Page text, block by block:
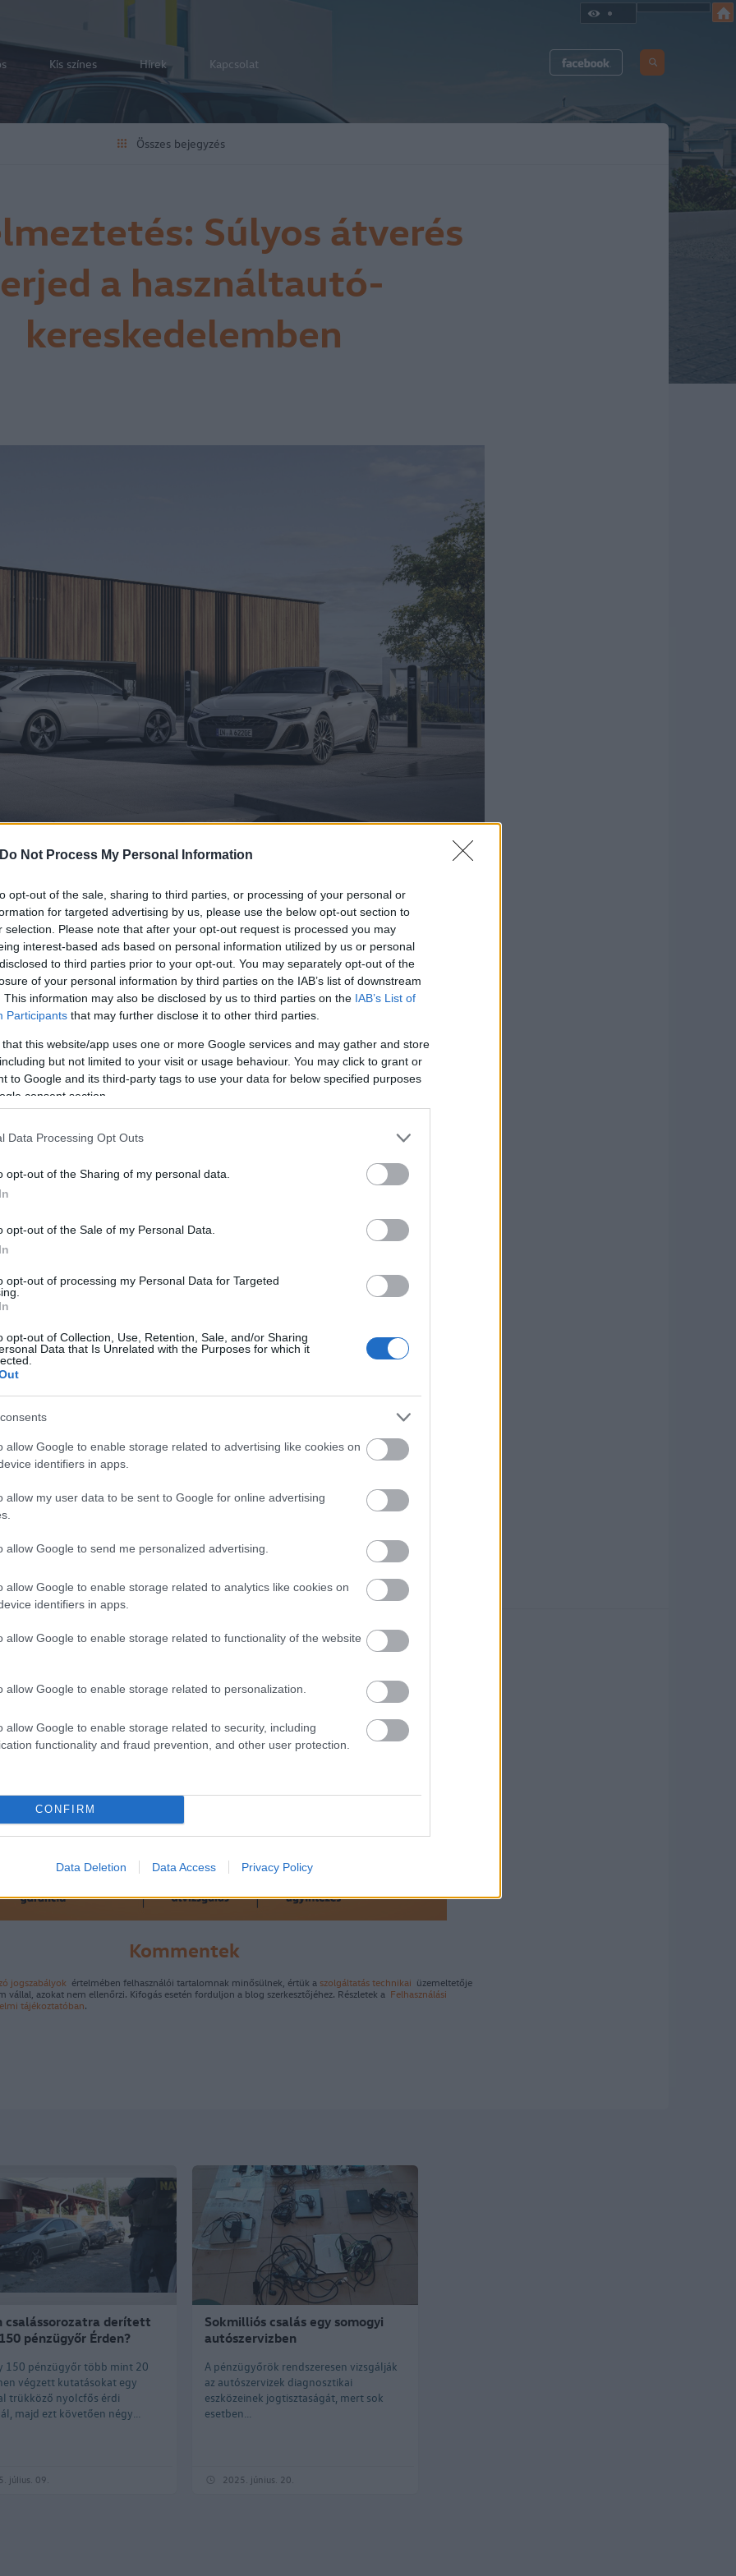
Do Not Process My Personal Information
opt-out of the sale, sharing to third parties, or processing of your personal or
for targeted advertising by us, please use the below opt-out section to
selection. Please note that after your opt-out request is processed you may
interest-based ads based on personal information utilized by us or personal
to third parties prior to your opt-out. You may separately opt-out of the
of your personal information by third parties on the IAB’s list of downstream
This information may also be disclosed by us to third parties on the IAB’s List of
Participants that may further disclose it to other third parties.
that this website/app uses one or more Google services and may gather and store
but not limited to your visit or usage behaviour. You may click to grant or
to Google and its third-party tags to use your data for below specified purposes
consent section.
Data Processing Opt Outs
opt-out of the Sharing of my personal data.
opt-out of the Sale of my Personal Data.
opt-out of processing my Personal Data for Targeted
opt-out of Collection, Use, Retention, Sale, and/or Sharing
Data that Is Unrelated with the Purposes for which it
allow Google to enable storage related to advertising like cookies on
identifiers in apps.
allow my user data to be sent to Google for online advertising
allow Google to send me personalized advertising.
allow Google to enable storage related to analytics like cookies on
identifiers in apps.
allow Google to enable storage related to functionality of the website
allow Google to enable storage related to personalization.
allow Google to enable storage related to security, including
functionality and fraud prevention, and other user protection.
CONFIRM
Data Deletion Data Access Privacy Policy
Kis színes Hírek Kapcsolat
Összes bejegyzés
Súlyos átverés
a használtautó-
kereskedelemben
közleménye a használtautó-kereskedelemmel kapcsolatos, jelenleg tapasztalható csalásra
Ausztriában és Svájcban.
és termékkatalógusok, nem létező járművek megvásárlására akarják rávenni az embereket.
inti a fogyasztókat.
figyelmeztetést ad ki a használtautó-kereskedelemben zajló átveréssel kapcsolatban.
és hamis katalógusok jelenleg különösen alacsony áron kínálnak használt Audi modelleket
vásároljanak vagy fizessenek ki.
kínálnak eladásra megtévesztően valóságosnak tűnő weboldalakon és katalógusokban,
törvényes értékesítési csatornáinak, vagy valódi Audi értékesítési anyagoknak tűnnek.
és banki adatokat használnak, és nem riadnak vissza attól sem, hogy az Audi értékesítési
jutott, hogy már több ügyfél is az átverés áldozatául esett, és arra kéri az érintetteket, hogy
kategóriák szerint
autós átverés
Kommentek
jogszabályok értelmében felhasználói tartalomnak minősülnek, értük a szolgáltatás technikai üzemeltetője
vállal, azokat nem ellenőrzi. Kifogás esetén forduljon a blog szerkesztőjéhez. Részletek a Felhasználási
tájékoztatóban.
csalássorozatra derített
pénzügyőr Érden?
150 pénzügyőr több mint 20
végzett kutatásokat egy
trükköző nyolcfős érdi
majd ezt követően négy...
július. 09.
Sokmilliós csalás egy somogyi
autószervizben
A pénzügyőrök rendszeresen vizsgálják
az autószervizek diagnosztikai
eszközeinek jogtisztaságát, mert sok
esetben...
2025. június. 20.